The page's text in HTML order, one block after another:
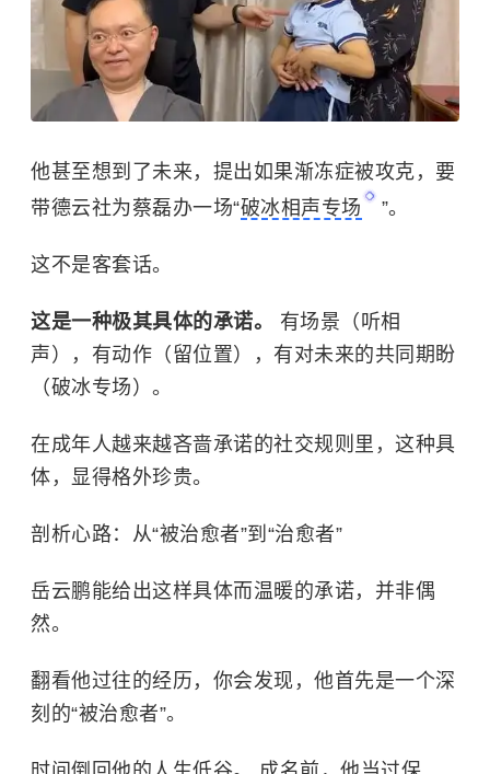
他甚至想到了未来，提出如果渐冻症被攻克，要
带德云社为蔡磊办一场“破冰相声专场 ”。
这不是客套话。
这是一种极其具体的承诺。 有场景（听相
声），有动作（留位置），有对未来的共同期盼
（破冰专场）。
在成年人越来越吝啬承诺的社交规则里，这种具
体，显得格外珍贵。
剖析心路：从“被治愈者”到“治愈者”
岳云鹏能给出这样具体而温暖的承诺，并非偶
然。
翻看他过往的经历，你会发现，他首先是一个深
刻的“被治愈者”。